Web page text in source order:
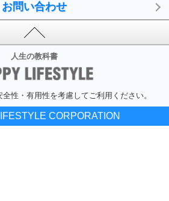
お問い合わせ
人生の教科書
性・有用性を考慮してご利用ください。
CORPORATION